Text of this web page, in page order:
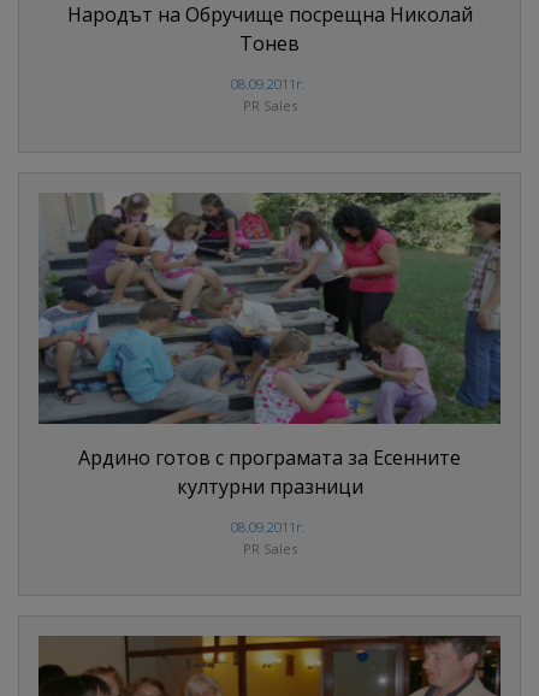
Народът на Обручище посрещна Николай
Тонев
08.09.2011г.
PR Sales
Ардино готов с програмата за Есенните
културни празници
08.09.2011г.
PR Sales